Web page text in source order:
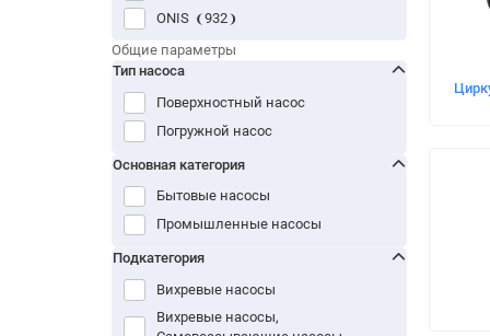
ONIS
932
Vodotok
875
Общие параметры
Тип насоса
Поверхностный насос
Погружной насос
Основная категория
Бытовые насосы
Промышленные насосы
Подкатегория
Вихревые насосы
Вихревые насосы,